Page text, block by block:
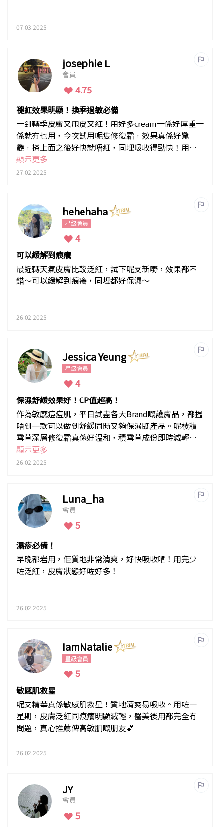
07.03.2025
josephie L
會員
4.75
褪紅效果明顯！換季過敏必備
一到轉季皮膚又甩皮又紅！用好多cream一係好厚重一
係就冇乜用，今次試用呢隻修復霜，效果真係好驚
艷，搽上面之後好快就唔紅，同埋吸收得勁快！用咗
幾日覺得修復效果都幾明顯！我諗之後都會keep住買
黎用
顯示更多
27.02.2025
hehehaha
星級會員
4
可以緩解到痕癢
最近轉天氣皮膚比較泛紅，試下呢支新嘢，效果都不
錯～可以緩解到痕癢，同埋都好保濕～
26.02.2025
Jessica Yeung
星級會員
4
保濕舒緩效果好！CP值超高！
作為敏感痘痘肌，平日試盡各大Brand嘅護膚品，都揾
唔到一款可以做到舒緩同時又夠保濕既產品。呢枝積
雪草深層修復霜真係好温和，積雪草成份即時減輕敏
感泛紅，而且用完提升臉部保濕度，秋冬用啱曬！滿
意！
顯示更多
26.02.2025
Luna_ha
會員
5
濕疹必備！
早晚都岩用，佢質地非常清爽，好快吸收哂！用完少
咗泛紅，皮膚狀態好咗好多！
26.02.2025
IamNatalie
星級會員
5
敏感肌救星
呢支精華真係敏感肌救星！質地清爽易吸收。用咗一
星期，皮膚泛紅同痕癢明顯減輕，醫美後用都完全冇
問題，真心推薦俾高敏肌嘅朋友💕
26.02.2025
JY
會員
5